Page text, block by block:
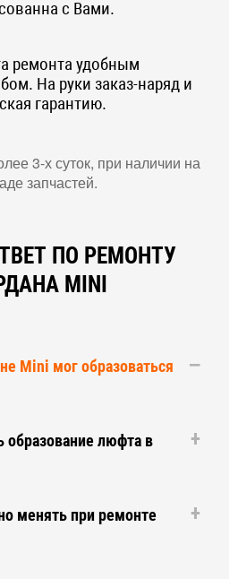
с Вами.
ремонта удобным
На руки заказ-наряд и
гарантию.
3-х суток, при наличии на
запчастей.
ПО РЕМОНТУ
MINI
Mini мог образоваться
образование люфта в
менять при ремонте